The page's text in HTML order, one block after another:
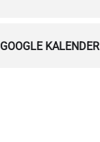
GOOGLE KALENDER